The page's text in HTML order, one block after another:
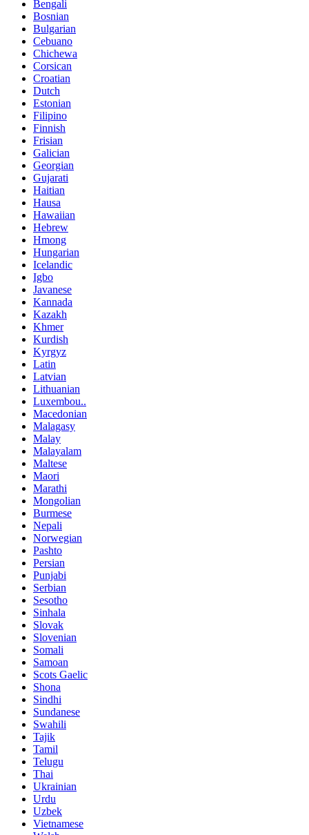
Bengali
Bosnian
Bulgarian
Cebuano
Chichewa
Corsican
Croatian
Dutch
Estonian
Filipino
Finnish
Frisian
Galician
Georgian
Gujarati
Haitian
Hausa
Hawaiian
Hebrew
Hmong
Hungarian
Icelandic
Igbo
Javanese
Kannada
Kazakh
Khmer
Kurdish
Kyrgyz
Latin
Latvian
Lithuanian
Luxembou..
Macedonian
Malagasy
Malay
Malayalam
Maltese
Maori
Marathi
Mongolian
Burmese
Nepali
Norwegian
Pashto
Persian
Punjabi
Serbian
Sesotho
Sinhala
Slovak
Slovenian
Somali
Samoan
Scots Gaelic
Shona
Sindhi
Sundanese
Swahili
Tajik
Tamil
Telugu
Thai
Ukrainian
Urdu
Uzbek
Vietnamese